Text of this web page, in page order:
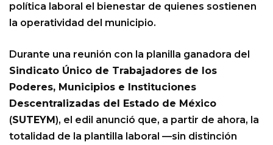
política laboral el bienestar de quienes sostienen
la operatividad del municipio.
Durante una reunión con la planilla ganadora del
Sindicato Único de Trabajadores de los
Poderes, Municipios e Instituciones
Descentralizadas del Estado de México
(SUTEYM), el edil anunció que, a partir de ahora, la
totalidad de la plantilla laboral —sin distinción